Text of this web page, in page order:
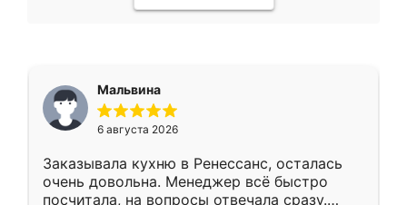
Мальвина
6 августа 2026
Заказывала кухню в Ренессанс, осталась
очень довольна. Менеджер всё быстро
посчитала, на вопросы отвечала сразу.